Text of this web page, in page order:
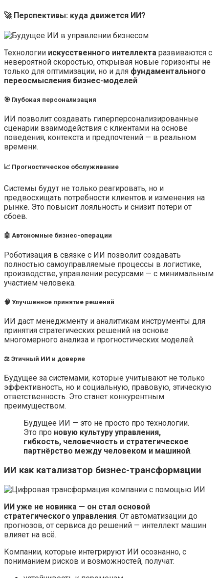
🚀 Перспективы: куда движется ИИ?
Технологии искусственного интеллекта развиваются с
невероятной скоростью, открывая новые горизонты не
только для оптимизации, но и для фундаментального
переосмысления бизнес-моделей.
🎯 Глубокая персонализация
ИИ позволит создавать гиперперсонализированные
сценарии взаимодействия с клиентами на основе
поведения, контекста и предпочтений — в реальном
времени.
📈 Прогностическое обслуживание
Системы будут не только реагировать, но и
предвосхищать потребности клиентов и изменения на
рынке. Это повысит лояльность и снизит потери от
сбоев.
🤖 Автономные бизнес-операции
Роботизация в связке с ИИ позволит создавать
полностью самоуправляемые процессы в логистике,
производстве, управлении ресурсами — с минимальным
участием человека.
🧠 Улучшенное принятие решений
ИИ даст менеджменту и аналитикам инструменты для
принятия стратегических решений на основе
многомерного анализа и прогностических моделей.
⚖️ Этичный ИИ и доверие
Будущее за системами, которые учитывают не только
эффективность, но и социальную, правовую, этическую
ответственность. Это станет конкурентным
преимуществом.
Будущее ИИ — это не просто про технологии.
Это про новую культуру управления,
гибкость, человечность и стратегическое
партнёрство между человеком и машиной.
ИИ как катализатор бизнес-трансформации
ИИ уже не новинка — он стал основой
стратегического управления. От автоматизации до
прогнозов, от сервиса до решений — интеллект машин
влияет на всё.
Компании, которые интегрируют ИИ осознанно, с
пониманием рисков и возможностей, получат: